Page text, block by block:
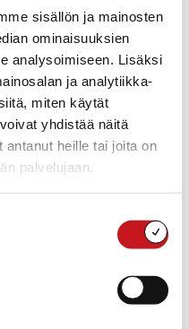
sisällön ja mainosten
ominaisuuksien
analysoimiseen. Lisäksi
ja analytiikka-
miten käytät
yhdistää näitä
antanut heille tai joita on
palvelujaan.